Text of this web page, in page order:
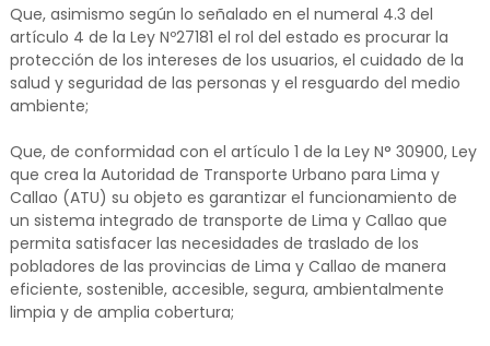
Que, asimismo según lo señalado en el numeral 4.3 del
artículo 4 de la Ley Nº27181 el rol del estado es procurar la
protección de los intereses de los usuarios, el cuidado de la
salud y seguridad de las personas y el resguardo del medio
ambiente;
Que, de conformidad con el artículo 1 de la Ley N° 30900, Ley
que crea la Autoridad de Transporte Urbano para Lima y
Callao (ATU) su objeto es garantizar el funcionamiento de
un sistema integrado de transporte de Lima y Callao que
permita satisfacer las necesidades de traslado de los
pobladores de las provincias de Lima y Callao de manera
eficiente, sostenible, accesible, segura, ambientalmente
limpia y de amplia cobertura;